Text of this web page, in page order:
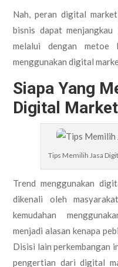
Nah, peran digital
bisnis dapat menjangkau
melalui dengan metoe
menggunakan digital
Siapa Yang
Digital
Tips Memilih Jasa
Trend menggunakan
dikenali oleh
kemudahan
menjadi alasan kenapa
Disisi lain perkembangan
pengertian dari digital